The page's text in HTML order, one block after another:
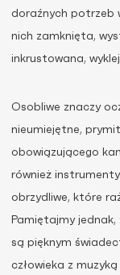
doraźnych potrzeb
nich zamknięta,
inkrustowana,
Osobliwe znaczy
nieumiejętne,
obowiązującego
również
obrzydliwe, które
Pamiętajmy
są pięknym
człowieka z